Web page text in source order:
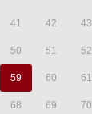
41 42 43
50 51 52
59 60 61
68 69 70